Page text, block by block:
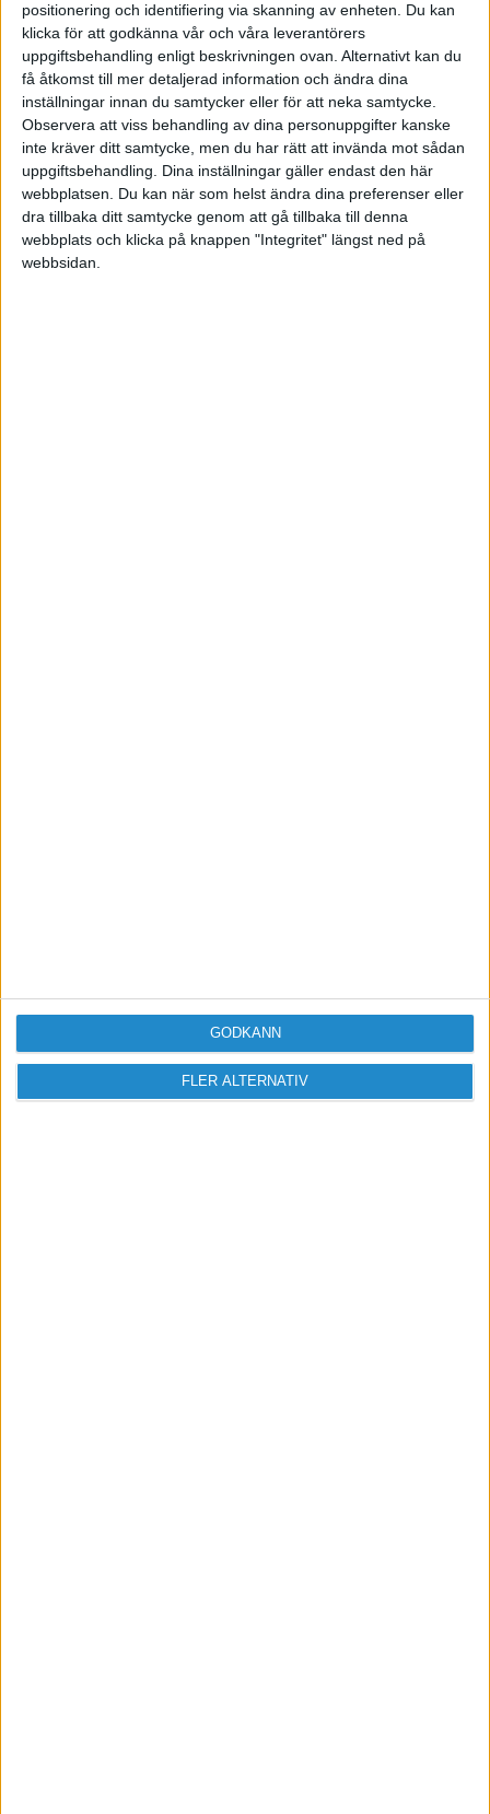
positionering och identifiering via skanning av enheten. Du kan
klicka för att godkänna vår och våra leverantörers
uppgiftsbehandling enligt beskrivningen ovan. Alternativt kan du
få åtkomst till mer detaljerad information och ändra dina
inställningar innan du samtycker eller för att neka samtycke.
Observera att viss behandling av dina personuppgifter kanske
inte kräver ditt samtycke, men du har rätt att invända mot sådan
uppgiftsbehandling. Dina inställningar gäller endast den här
webbplatsen. Du kan när som helst ändra dina preferenser eller
dra tillbaka ditt samtycke genom att gå tillbaka till denna
webbplats och klicka på knappen "Integritet" längst ned på
webbsidan.
FLER ALTERNATIV
GODKÄNN
För min verksamhet behöver jag komma i
kontakt med företag som tillverkar idrottsväskor
motsvarande. Är det någon som kan tipsa mig
om vart jag kan vända mig?
Mackan